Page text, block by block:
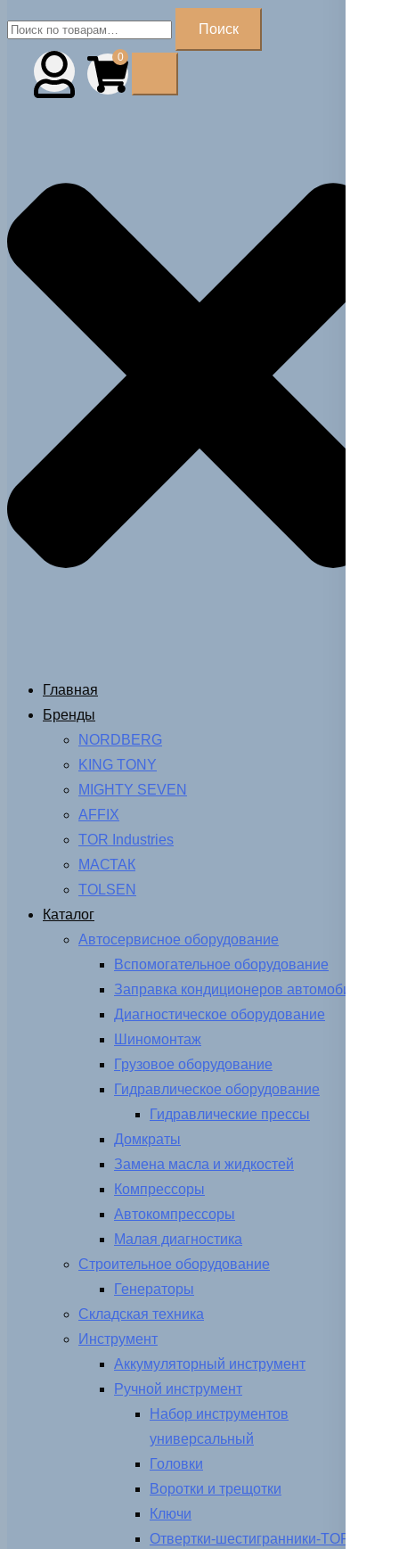
Искать:
Поиск
0
Главная
Бренды
NORDBERG
KING TONY
MIGHTY SEVEN
AFFIX
TOR Industries
МАСТАК
TOLSEN
Каталог
Автосервисное оборудование
Вспомогательное оборудование
Заправка кондиционеров автомобиля
Диагностическое оборудование
Шиномонтаж
Грузовое оборудование
Гидравлическое оборудование
Гидравлические прессы
Домкраты
Замена масла и жидкостей
Компрессоры
Автокомпрессоры
Малая диагностика
Строительное оборудование
Генераторы
Складская техника
Инструмент
Аккумуляторный инструмент
Ручной инструмент
Набор инструментов
универсальный
Головки
Воротки и трещотки
Ключи
Отвертки-шестигранники-TORX-